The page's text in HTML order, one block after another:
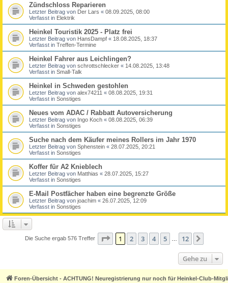
Zündschloss Reparieren
Letzter Beitrag von Der Lars « 08.09.2025, 08:00
Verfasst in Elektrik
Heinkel Touristik 2025 - Platz frei
Letzter Beitrag von HansDampf « 18.08.2025, 18:37
Verfasst in Treffen-Termine
Heinkel Fahrer aus Leichlingen?
Letzter Beitrag von schrottschlecker « 14.08.2025, 13:48
Verfasst in Small-Talk
Heinkel in Schweden gestohlen
Letzter Beitrag von alex74211 « 08.08.2025, 19:31
Verfasst in Sonstiges
Neues vom ADAC / Rabbatt Autoversicherung
Letzter Beitrag von Ingo Koch « 08.08.2025, 06:39
Verfasst in Sonstiges
Suche nach dem Käufer meines Rollers im Jahr 1970
Letzter Beitrag von Sphenstein « 28.07.2025, 20:21
Verfasst in Sonstiges
Koffer für A2 Knieblech
Letzter Beitrag von Matthias « 28.07.2025, 15:27
Verfasst in Sonstiges
E-Mail Postfächer haben eine begrenzte Größe
Letzter Beitrag von joachim « 26.07.2025, 12:09
Verfasst in Sonstiges
Die Suche ergab 576 Treffer Seite 1von 12
1 2 3 4 5 12
Gehe zu
Foren-Übersicht - ACHTUNG! Neuregistrierung nur noch für Heinkel-Club-